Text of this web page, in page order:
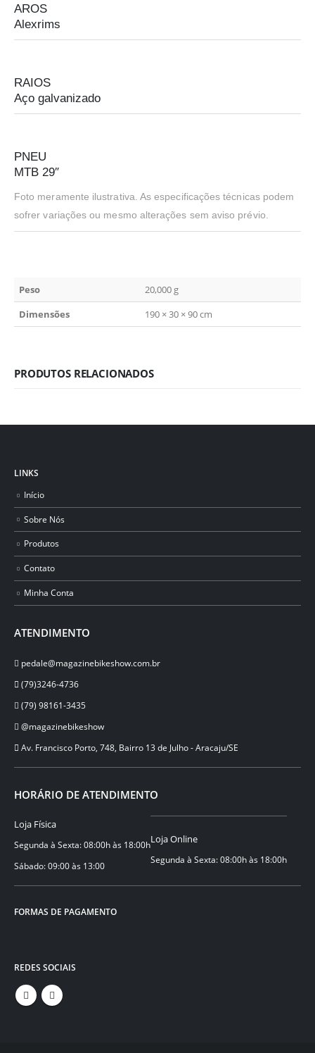
AROS
Alexrims
RAIOS
Aço galvanizado
PNEU
MTB 29″
Foto meramente ilustrativa. As especificações técnicas podem
sofrer variações ou mesmo alterações sem aviso prévio.
Peso
20,000 g
Dimensões
190 × 30 × 90 cm
PRODUTOS RELACIONADOS
LINKS
Início
Sobre Nós
Produtos
Contato
Minha Conta
ATENDIMENTO
pedale@magazinebikeshow.com.br
(79)3246-4736
(79) 98161-3435
@magazinebikeshow
⁠Av. Francisco Porto, 748, Bairro 13 de Julho - Aracaju/SE
HORÁRIO DE ATENDIMENTO
Loja Física
Segunda à Sexta: 08:00h às 18:00h
Sábado: 09:00 às 13:00
Loja Online
Segunda à Sexta: 08:00h às 18:00h
FORMAS DE PAGAMENTO
REDES SOCIAIS